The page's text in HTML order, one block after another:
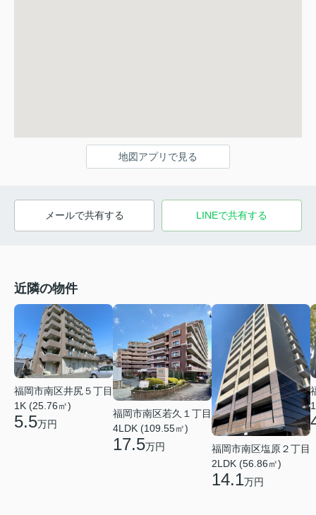
地図アプリで見る
メールで共有する LINEで共有する
近隣の物件
福岡市南区井尻５丁目
1K (25.76㎡)
5.5万円
福岡市南区若久１丁目
4LDK (109.55㎡)
17.5万円
福岡市南区塩原２丁目
2LDK (56.86㎡)
14.1万円